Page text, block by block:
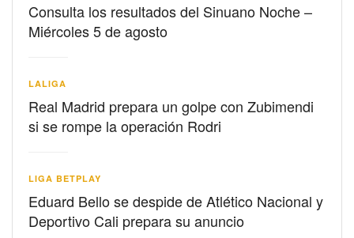
Consulta los resultados del Sinuano Noche –
Miércoles 5 de agosto
LALIGA
Real Madrid prepara un golpe con Zubimendi
si se rompe la operación Rodri
LIGA BETPLAY
Eduard Bello se despide de Atlético Nacional y
Deportivo Cali prepara su anuncio